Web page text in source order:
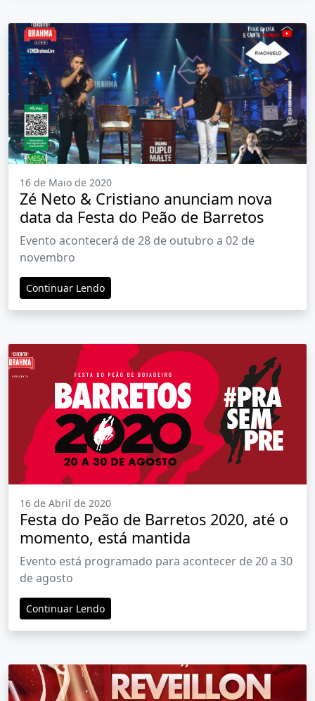
16 de Maio de 2020
Zé Neto & Cristiano anunciam nova
data da Festa do Peão de Barretos
Evento acontecerá de 28 de outubro a 02 de
novembro
Continuar Lendo
16 de Abril de 2020
Festa do Peão de Barretos 2020, até o
momento, está mantida
Evento está programado para acontecer de 20 a 30
de agosto
Continuar Lendo